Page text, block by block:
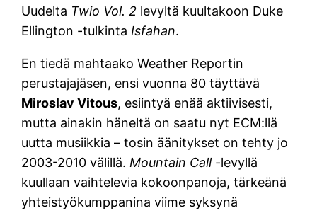
Uudelta Twio Vol. 2 levyltä kuultakoon Duke
Ellington -tulkinta Isfahan.
En tiedä mahtaako Weather Reportin
perustajajäsen, ensi vuonna 80 täyttävä
Miroslav Vitous, esiintyä enää aktiivisesti,
mutta ainakin häneltä on saatu nyt ECM:llä
uutta musiikkia – tosin äänitykset on tehty jo
2003-2010 välillä. Mountain Call -levyllä
kuullaan vaihtelevia kokoonpanoja, tärkeänä
yhteistyökumppanina viime syksynä